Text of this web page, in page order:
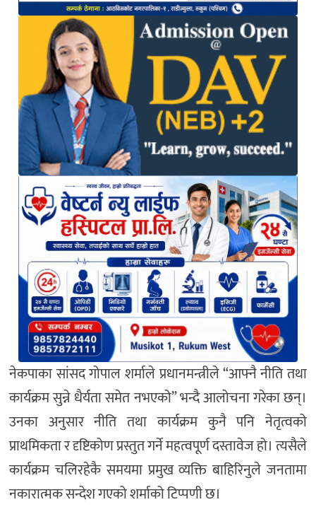
नेकपाका सांसद गोपाल शर्माले प्रधानमन्त्रीले “आफ्नै नीति तथा
कार्यक्रम सुन्ने धैर्यता समेत नभएको” भन्दै आलोचना गरेका छन्।
उनका अनुसार नीति तथा कार्यक्रम कुनै पनि नेतृत्वको
प्राथमिकता र दृष्टिकोण प्रस्तुत गर्ने महत्वपूर्ण दस्तावेज हो। त्यसैले
कार्यक्रम चलिरहेकै समयमा प्रमुख व्यक्ति बाहिरिनुले जनतामा
नकारात्मक सन्देश गएको शर्माको टिप्पणी छ।